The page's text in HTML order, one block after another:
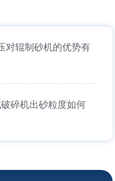
对辊制砂机的优势有
碎机出砂粒度如何